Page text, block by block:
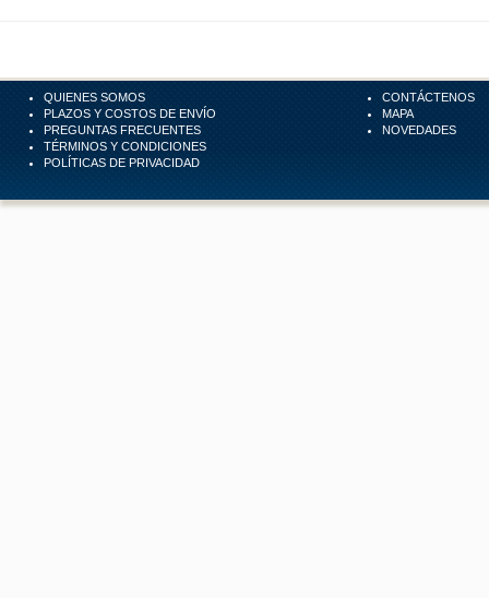
QUIENES SOMOS
PLAZOS Y COSTOS DE ENVÍO
PREGUNTAS FRECUENTES
TÉRMINOS Y CONDICIONES
POLÍTICAS DE PRIVACIDAD
CONTÁCTENOS
MAPA
NOVEDADES